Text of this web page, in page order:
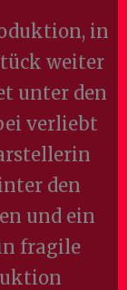
in
weiter
unter den
verliebt
den
und ein
fragile